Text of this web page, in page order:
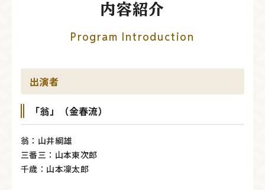
内容紹介
Program Introduction
出演者
「翁」（金春流）
翁：山井綱雄
三番三：山本東次郎
千歳：山本凜太郎